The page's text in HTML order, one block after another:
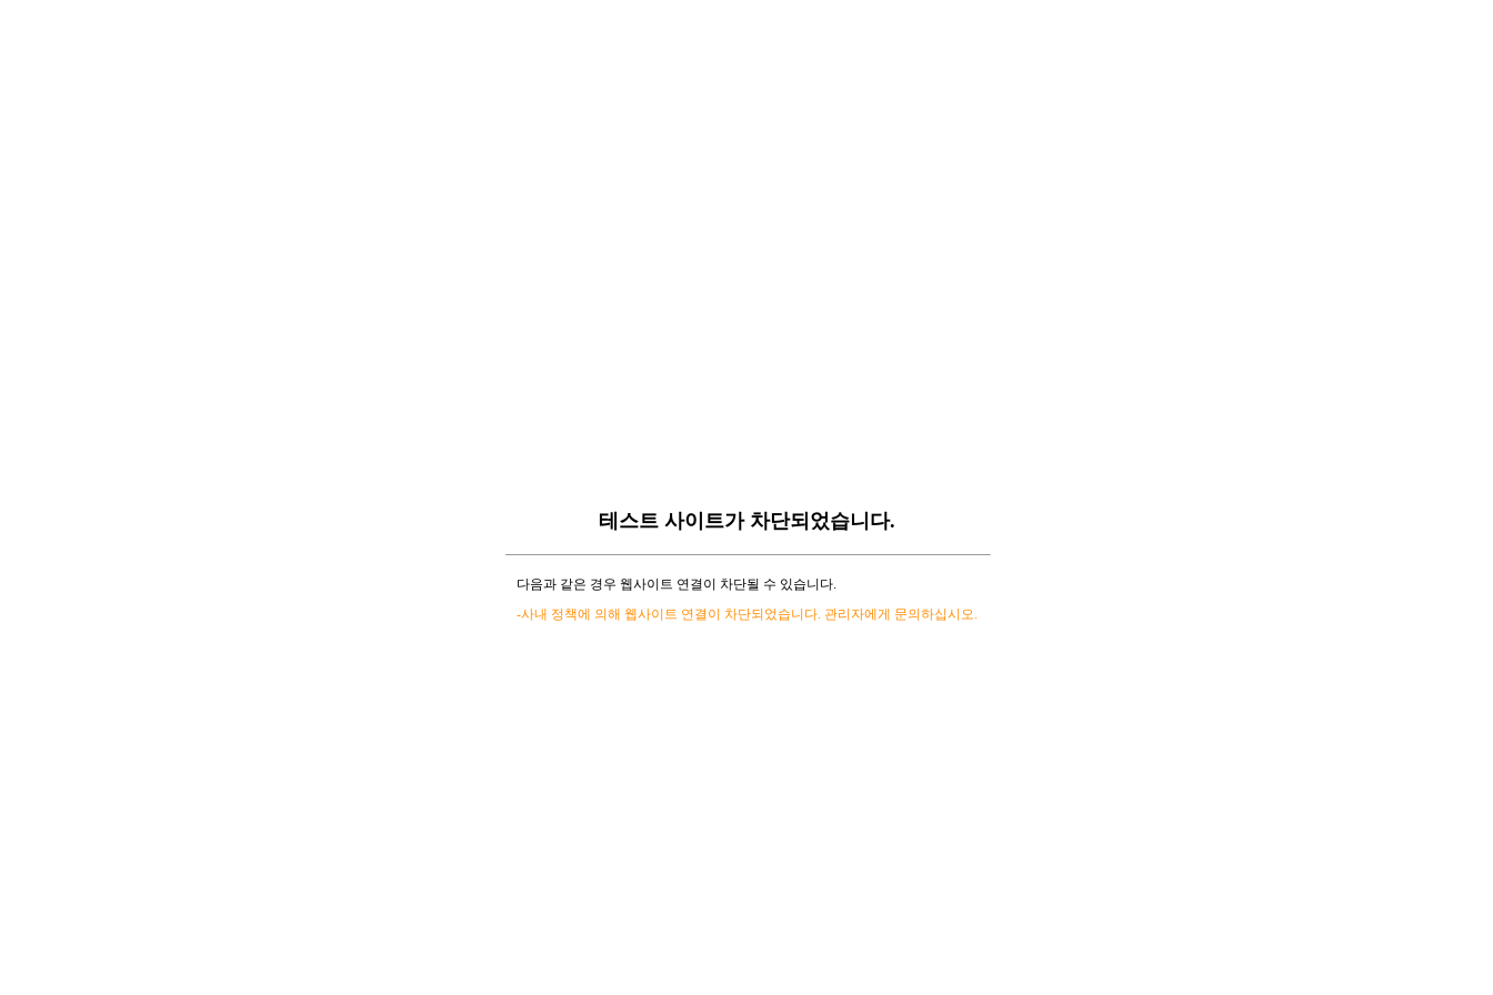
테스트 사이트가 차단되었습니다.
다음과 같은 경우 웹사이트 연결이 차단될 수 있습니다.
-사내 정책에 의해 웹사이트 연결이 차단되었습니다. 관리자에게 문의하십시오.